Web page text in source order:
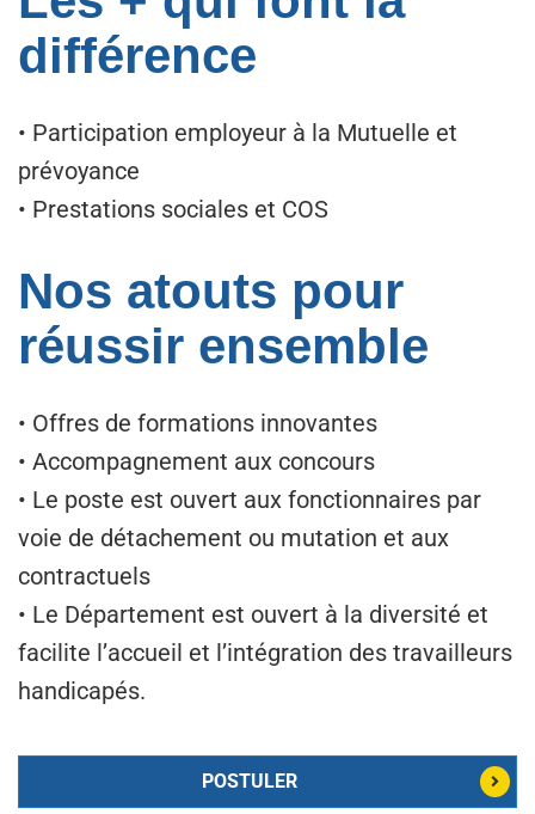
différence
• Participation employeur à la Mutuelle et
prévoyance
• Prestations sociales et COS
Nos atouts pour
réussir ensemble
• Offres de formations innovantes
• Accompagnement aux concours
• Le poste est ouvert aux fonctionnaires par
voie de détachement ou mutation et aux
contractuels
• Le Département est ouvert à la diversité et
facilite l’accueil et l’intégration des travailleurs
handicapés.
POSTULER